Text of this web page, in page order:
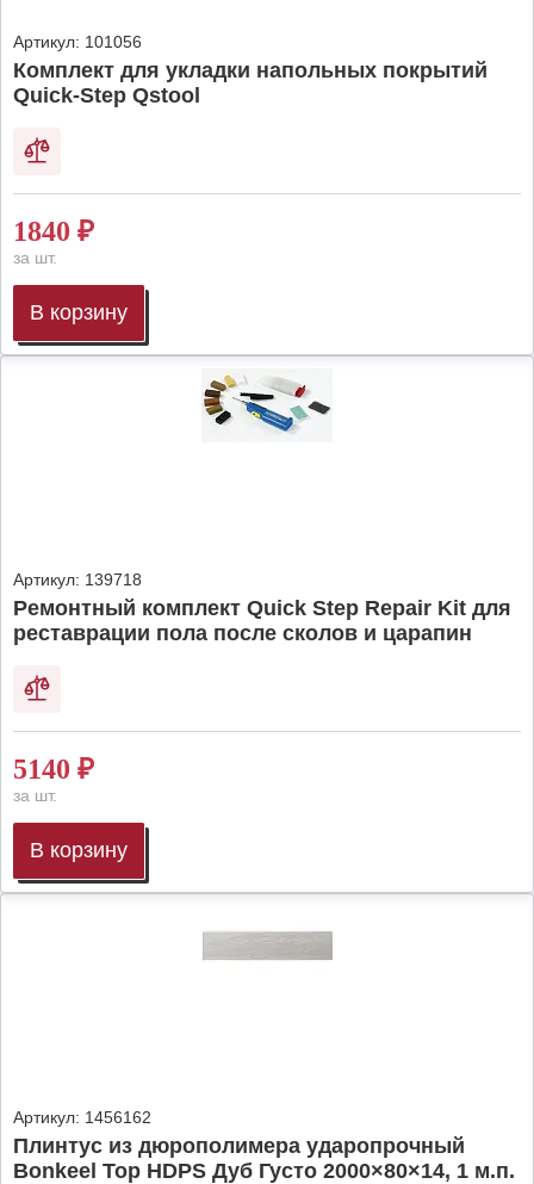
Артикул: 101056
Комплект для укладки напольных покрытий
Quick-Step Qstool
1840 ₽
за шт.
В корзину
Артикул: 139718
Ремонтный комплект Quick Step Repair Kit для
реставрации пола после сколов и царапин
5140 ₽
за шт.
В корзину
Артикул: 1456162
Плинтус из дюрополимера ударопрочный
Bonkeel Top HDPS Дуб Густо 2000×80×14, 1 м.п.